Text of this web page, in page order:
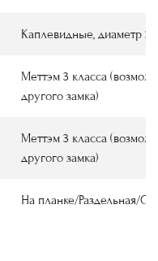
Каплевидные, диаметр
Меттэм 3 класса
другого замка)
Меттэм 3 класса
другого замка)
На планке/Раздельная/